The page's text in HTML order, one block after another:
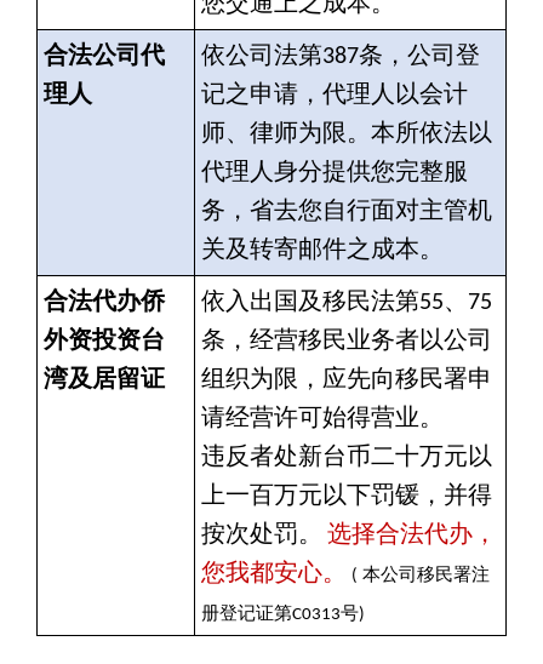
您交通上之成本。
合法公司代
理人
依公司法第387条，公司登
记之申请，代理人以会计
师、律师为限。本所依法以
代理人身分提供您完整服
务，省去您自行面对主管机
关及转寄邮件之成本。
合法代办侨
外资投资台
湾及居留证
依入出国及移民法第55、75
条，经营移民业务者以公司
组织为限，应先向移民署申
请经营许可始得营业。
违反者处新台币二十万元以
上一百万元以下罚锾，并得
按次处罚。
选择合法代办，
您我都安心。
( 本公司移民署注
册登记证第C0313号)